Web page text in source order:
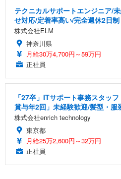
ッシュ 通気性 ランバ
ス圧無段階昇降 360
HOOTER Gaming
グモニター QD 24.5
アイリスオーヤマ ペ
ュラー 200枚入【
テクニカルサポートエンジニア/
せ対応/定着率高い/完全週休2日制
株式会社ELM
神奈川県
月給30万4,700円～59万円
正社員
「27卒」ITサポート事務スタッ
賞与年2回」未経験歓迎/髪型・服
株式会社enrich technology
東京都
月給25万2,600円～32万円
正社員